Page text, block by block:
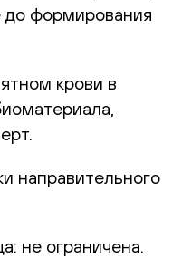
до формирования
крови в
направительного
не ограничена.